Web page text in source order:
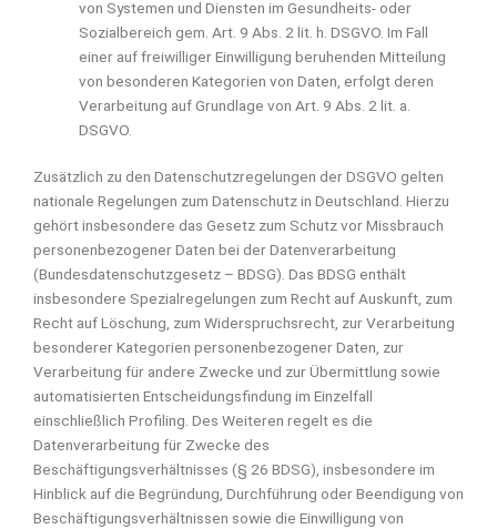
von Systemen und Diensten im Gesundheits- oder
Sozialbereich gem. Art. 9 Abs. 2 lit. h. DSGVO. Im Fall
einer auf freiwilliger Einwilligung beruhenden Mitteilung
von besonderen Kategorien von Daten, erfolgt deren
Verarbeitung auf Grundlage von Art. 9 Abs. 2 lit. a.
DSGVO.
Zusätzlich zu den Datenschutzregelungen der DSGVO gelten
nationale Regelungen zum Datenschutz in Deutschland. Hierzu
gehört insbesondere das Gesetz zum Schutz vor Missbrauch
personenbezogener Daten bei der Datenverarbeitung
(Bundesdatenschutzgesetz – BDSG). Das BDSG enthält
insbesondere Spezialregelungen zum Recht auf Auskunft, zum
Recht auf Löschung, zum Widerspruchsrecht, zur Verarbeitung
besonderer Kategorien personenbezogener Daten, zur
Verarbeitung für andere Zwecke und zur Übermittlung sowie
automatisierten Entscheidungsfindung im Einzelfall
einschließlich Profiling. Des Weiteren regelt es die
Datenverarbeitung für Zwecke des
Beschäftigungsverhältnisses (§ 26 BDSG), insbesondere im
Hinblick auf die Begründung, Durchführung oder Beendigung von
Beschäftigungsverhältnissen sowie die Einwilligung von